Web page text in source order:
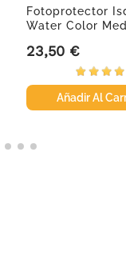
Fotoprotector
Water Color
Precio
23,50 €
Añadir Al